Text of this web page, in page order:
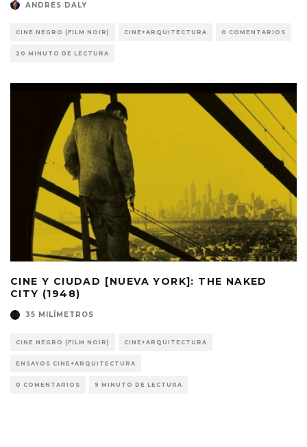
ANDRÉS DALY
CINE NEGRO (FILM NOIR) CINE+ARQUITECTURA 0 COMENTARIOS
20 MINUTO DE LECTURA
CINE Y CIUDAD [NUEVA YORK]: THE NAKED
CITY (1948)
35 MILÍMETROS
CINE NEGRO (FILM NOIR) CINE+ARQUITECTURA
ENSAYOS CINE+ARQUITECTURA
0 COMENTARIOS 9 MINUTO DE LECTURA